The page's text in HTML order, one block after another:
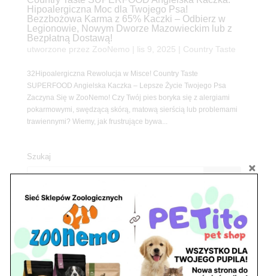
Hipoalergiczna Moc dla Twojego Psa!
Bezzbożowa Karma z 65% Kaczki – Odbierz w
Legionowie, Nowym Dworze Mazowieckim lub z
Bezpłatną Dostawą!
utworzone przez ZooNemo lis 9, 2025 Country Taste
32Hipoalergiczna Rewolucja w Misce! Country Taste
SUPERFOOD Angielska Kaczka – Lepsze Życie Twojego Psa
Zaczyna Się w ZooNemo! Czy Twój pies boryka się z alergiami
pokarmowymi, swędzącą skórą, matową sierścią lub problemami
trawiennymi? Wiemy, jak frustrujące bywa...
Szukaj